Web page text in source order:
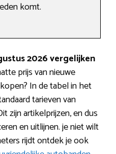
komt.
2026 vergelijken
prijs van nieuwe
In de tabel in het
tarieven van
zijn artikelprijzen, en dus
en uitlijnen. je niet wilt
rijdt ontdek je ook